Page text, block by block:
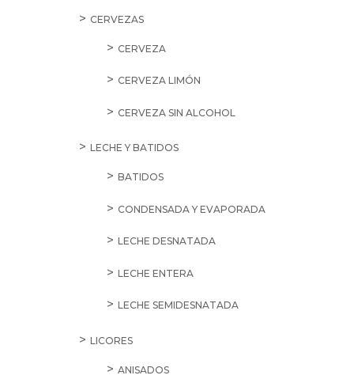
CERVEZAS
CERVEZA
CERVEZA LIMÓN
CERVEZA SIN ALCOHOL
LECHE Y BATIDOS
BATIDOS
CONDENSADA Y EVAPORADA
LECHE DESNATADA
LECHE ENTERA
LECHE SEMIDESNATADA
LICORES
ANISADOS